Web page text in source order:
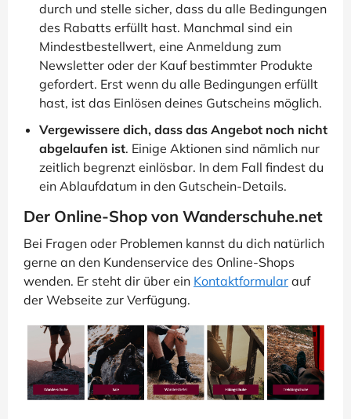
durch und stelle sicher, dass du alle Bedingungen
des Rabatts erfüllt hast. Manchmal sind ein
Mindestbestellwert, eine Anmeldung zum
Newsletter oder der Kauf bestimmter Produkte
gefordert. Erst wenn du alle Bedingungen erfüllt
hast, ist das Einlösen deines Gutscheins möglich.
Vergewissere dich, dass das Angebot noch nicht
abgelaufen ist. Einige Aktionen sind nämlich nur
zeitlich begrenzt einlösbar. In dem Fall findest du
ein Ablaufdatum in den Gutschein-Details.
Der Online-Shop von Wanderschuhe.net
Bei Fragen oder Problemen kannst du dich natürlich
gerne an den Kundenservice des Online-Shops
wenden. Er steht dir über ein Kontaktformular auf
der Webseite zur Verfügung.